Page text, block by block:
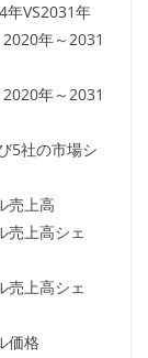
年VS2031年
年～2031
年～2031
5社の市場シ
売上高
売上高シェ
売上高シェ
価格